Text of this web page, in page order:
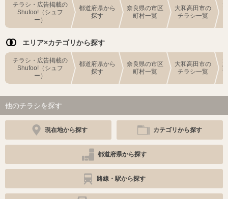
チラシ・広告掲載の
Shufoo!（シュフ
ー）
都道府県から
探す
奈良県の市区
町村一覧
大和高田市の
チラシ一覧
エリア×カテゴリから探す
チラシ・広告掲載の
Shufoo!（シュフ
ー）
都道府県から
探す
奈良県の市区
町村一覧
大和高田市の
チラシ一覧
他のチラシを探す
現在地から探す カテゴリから探す
都道府県から探す
路線・駅から探す